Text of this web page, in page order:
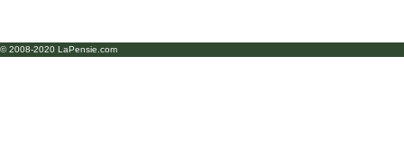
© 2008-2020 LaPensie.com